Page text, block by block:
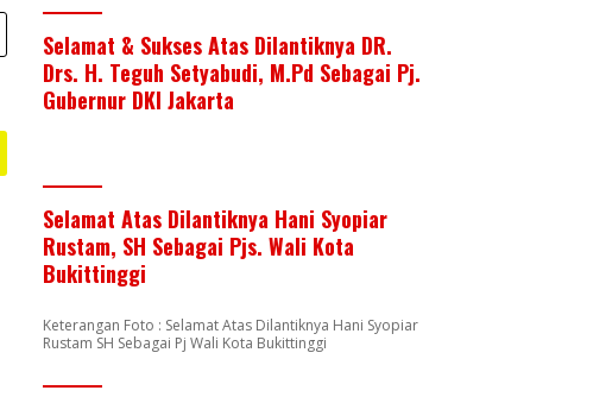
Selamat & Sukses Atas Dilantiknya DR.
Drs. H. Teguh Setyabudi, M.Pd Sebagai Pj.
Gubernur DKI Jakarta
Selamat Atas Dilantiknya Hani Syopiar
Rustam, SH Sebagai Pjs. Wali Kota
Bukittinggi
Keterangan Foto : Selamat Atas Dilantiknya Hani Syopiar
Rustam SH Sebagai Pj Wali Kota Bukittinggi